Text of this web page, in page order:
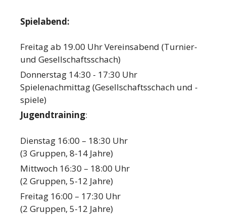
Spielabend:
Freitag ab 19.00 Uhr Vereinsabend (Turnier-
und Gesellschaftsschach)
Donnerstag 14:30 - 17:30 Uhr
Spielenachmittag (Gesellschaftsschach und -
spiele)
Jugendtraining:
Dienstag 16:00 – 18:30 Uhr
(3 Gruppen, 8-14 Jahre)
Mittwoch 16:30 – 18:00 Uhr
(2 Gruppen, 5-12 Jahre)
Freitag 16:00 – 17:30 Uhr
(2 Gruppen, 5-12 Jahre)